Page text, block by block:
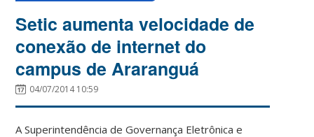
Setic aumenta velocidade de
conexão de internet do
campus de Araranguá
04/07/2014 10:59
A Superintendência de Governança Eletrônica e